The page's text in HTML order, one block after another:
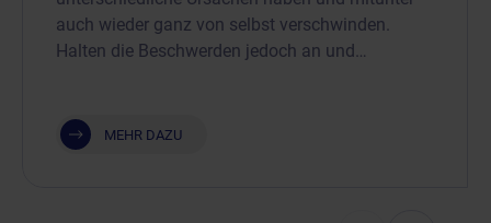
auch wieder ganz von selbst verschwinden.
Halten die Beschwerden jedoch an und…
MEHR DAZU